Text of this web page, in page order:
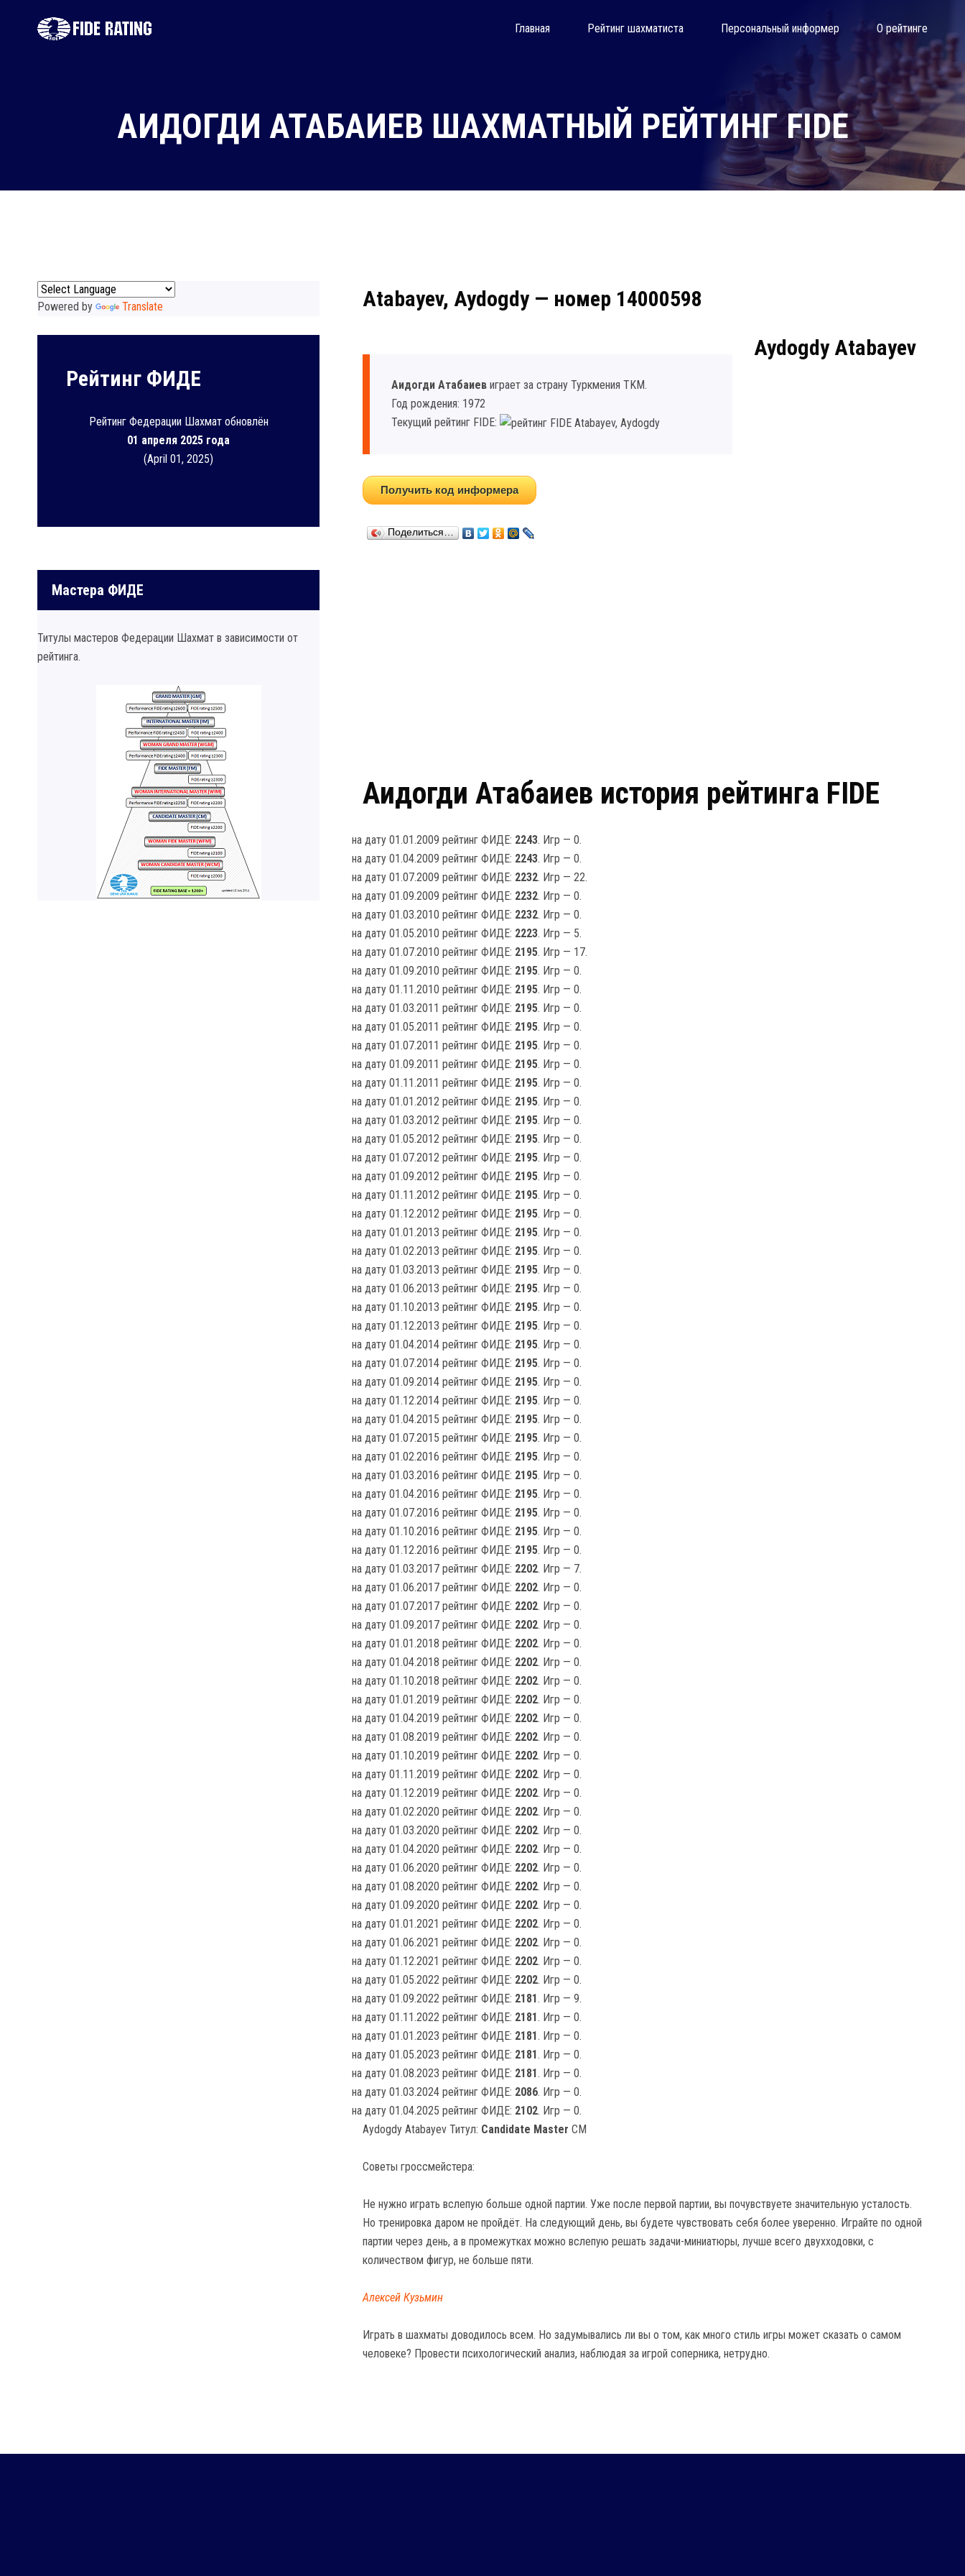
Главная Рейтинг шахматиста Персональный информер О рейтинге
АИДОГДИ АТАБАИЕВ ШАХМАТНЫЙ РЕЙТИНГ FIDE
Powered by Translate
Рейтинг ФИДЕ
Рейтинг Федерации Шахмат обновлён
01 апреля 2025 года
(April 01, 2025)
Мастера ФИДЕ
Титулы мастеров Федерации Шахмат в зависимости от
рейтинга.
Atabayev, Aydogdy — номер 14000598
Аидогди Атабаиев играет за страну Туркмения TKM.
Год рождения: 1972
Текущий рейтинг FIDE:
Получить код информера
Поделиться…
Aydogdy Atabayev
Аидогди Атабаиев история рейтинга FIDE
на дату 01.01.2009 рейтинг ФИДЕ: 2243. Игр — 0.
на дату 01.04.2009 рейтинг ФИДЕ: 2243. Игр — 0.
на дату 01.07.2009 рейтинг ФИДЕ: 2232. Игр — 22.
на дату 01.09.2009 рейтинг ФИДЕ: 2232. Игр — 0.
на дату 01.03.2010 рейтинг ФИДЕ: 2232. Игр — 0.
на дату 01.05.2010 рейтинг ФИДЕ: 2223. Игр — 5.
на дату 01.07.2010 рейтинг ФИДЕ: 2195. Игр — 17.
на дату 01.09.2010 рейтинг ФИДЕ: 2195. Игр — 0.
на дату 01.11.2010 рейтинг ФИДЕ: 2195. Игр — 0.
на дату 01.03.2011 рейтинг ФИДЕ: 2195. Игр — 0.
на дату 01.05.2011 рейтинг ФИДЕ: 2195. Игр — 0.
на дату 01.07.2011 рейтинг ФИДЕ: 2195. Игр — 0.
на дату 01.09.2011 рейтинг ФИДЕ: 2195. Игр — 0.
на дату 01.11.2011 рейтинг ФИДЕ: 2195. Игр — 0.
на дату 01.01.2012 рейтинг ФИДЕ: 2195. Игр — 0.
на дату 01.03.2012 рейтинг ФИДЕ: 2195. Игр — 0.
на дату 01.05.2012 рейтинг ФИДЕ: 2195. Игр — 0.
на дату 01.07.2012 рейтинг ФИДЕ: 2195. Игр — 0.
на дату 01.09.2012 рейтинг ФИДЕ: 2195. Игр — 0.
на дату 01.11.2012 рейтинг ФИДЕ: 2195. Игр — 0.
на дату 01.12.2012 рейтинг ФИДЕ: 2195. Игр — 0.
на дату 01.01.2013 рейтинг ФИДЕ: 2195. Игр — 0.
на дату 01.02.2013 рейтинг ФИДЕ: 2195. Игр — 0.
на дату 01.03.2013 рейтинг ФИДЕ: 2195. Игр — 0.
на дату 01.06.2013 рейтинг ФИДЕ: 2195. Игр — 0.
на дату 01.10.2013 рейтинг ФИДЕ: 2195. Игр — 0.
на дату 01.12.2013 рейтинг ФИДЕ: 2195. Игр — 0.
на дату 01.04.2014 рейтинг ФИДЕ: 2195. Игр — 0.
на дату 01.07.2014 рейтинг ФИДЕ: 2195. Игр — 0.
на дату 01.09.2014 рейтинг ФИДЕ: 2195. Игр — 0.
на дату 01.12.2014 рейтинг ФИДЕ: 2195. Игр — 0.
на дату 01.04.2015 рейтинг ФИДЕ: 2195. Игр — 0.
на дату 01.07.2015 рейтинг ФИДЕ: 2195. Игр — 0.
на дату 01.02.2016 рейтинг ФИДЕ: 2195. Игр — 0.
на дату 01.03.2016 рейтинг ФИДЕ: 2195. Игр — 0.
на дату 01.04.2016 рейтинг ФИДЕ: 2195. Игр — 0.
на дату 01.07.2016 рейтинг ФИДЕ: 2195. Игр — 0.
на дату 01.10.2016 рейтинг ФИДЕ: 2195. Игр — 0.
на дату 01.12.2016 рейтинг ФИДЕ: 2195. Игр — 0.
на дату 01.03.2017 рейтинг ФИДЕ: 2202. Игр — 7.
на дату 01.06.2017 рейтинг ФИДЕ: 2202. Игр — 0.
на дату 01.07.2017 рейтинг ФИДЕ: 2202. Игр — 0.
на дату 01.09.2017 рейтинг ФИДЕ: 2202. Игр — 0.
на дату 01.01.2018 рейтинг ФИДЕ: 2202. Игр — 0.
на дату 01.04.2018 рейтинг ФИДЕ: 2202. Игр — 0.
на дату 01.10.2018 рейтинг ФИДЕ: 2202. Игр — 0.
на дату 01.01.2019 рейтинг ФИДЕ: 2202. Игр — 0.
на дату 01.04.2019 рейтинг ФИДЕ: 2202. Игр — 0.
на дату 01.08.2019 рейтинг ФИДЕ: 2202. Игр — 0.
на дату 01.10.2019 рейтинг ФИДЕ: 2202. Игр — 0.
на дату 01.11.2019 рейтинг ФИДЕ: 2202. Игр — 0.
на дату 01.12.2019 рейтинг ФИДЕ: 2202. Игр — 0.
на дату 01.02.2020 рейтинг ФИДЕ: 2202. Игр — 0.
на дату 01.03.2020 рейтинг ФИДЕ: 2202. Игр — 0.
на дату 01.04.2020 рейтинг ФИДЕ: 2202. Игр — 0.
на дату 01.06.2020 рейтинг ФИДЕ: 2202. Игр — 0.
на дату 01.08.2020 рейтинг ФИДЕ: 2202. Игр — 0.
на дату 01.09.2020 рейтинг ФИДЕ: 2202. Игр — 0.
на дату 01.01.2021 рейтинг ФИДЕ: 2202. Игр — 0.
на дату 01.06.2021 рейтинг ФИДЕ: 2202. Игр — 0.
на дату 01.12.2021 рейтинг ФИДЕ: 2202. Игр — 0.
на дату 01.05.2022 рейтинг ФИДЕ: 2202. Игр — 0.
на дату 01.09.2022 рейтинг ФИДЕ: 2181. Игр — 9.
на дату 01.11.2022 рейтинг ФИДЕ: 2181. Игр — 0.
на дату 01.01.2023 рейтинг ФИДЕ: 2181. Игр — 0.
на дату 01.05.2023 рейтинг ФИДЕ: 2181. Игр — 0.
на дату 01.08.2023 рейтинг ФИДЕ: 2181. Игр — 0.
на дату 01.03.2024 рейтинг ФИДЕ: 2086. Игр — 0.
на дату 01.04.2025 рейтинг ФИДЕ: 2102. Игр — 0.
Aydogdy Atabayev Титул: Candidate Master CM
Советы гроссмейстера:
Не нужно играть вслепую больше одной партии. Уже после первой партии, вы почувствуете значительную усталость.
Но тренировка даром не пройдёт. На следующий день, вы будете чувствовать себя более уверенно. Играйте по одной
партии через день, а в промежутках можно вслепую решать задачи-миниатюры, лучше всего двухходовки, с
количеством фигур, не больше пяти.
Алексей Кузьмин
Играть в шахматы доводилось всем. Но задумывались ли вы о том, как много стиль игры может сказать о самом
человеке? Провести психологический анализ, наблюдая за игрой соперника, нетрудно.